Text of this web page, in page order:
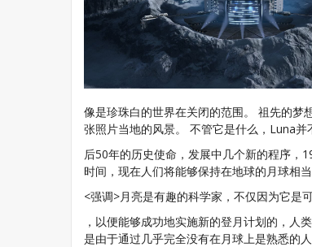
像是珍珠白的世界在关闭的范围。 祖先的
张照片当地的风景。 不管它是什么，Luna并
后50年的历史使命，发展中几个新的程序，
时间，现在人们将能够保持在地球的月球相当
<强调>月亮是有趣的科学家，不仅因为它是
，以便能够成功地实施新的登月计划的，人
是由于通过几乎完全没有在月球上是熟悉的